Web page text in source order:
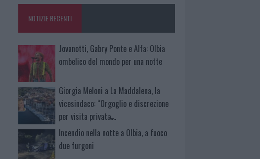
NOTIZIE RECENTI
Jovanotti, Gabry Ponte e Alfa: Olbia
ombelico del mondo per una notte
Giorgia Meloni a La Maddalena, la
vicesindaco: “Orgoglio e discrezione
per visita privata̶…
Incendio nella notte a Olbia, a fuoco
due furgoni